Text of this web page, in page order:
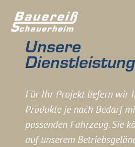
Unsere
Für Ihr Projekt liefern wir
Produkte je nach Bedarf
passenden Fahrzeug. Sie
auf unserem